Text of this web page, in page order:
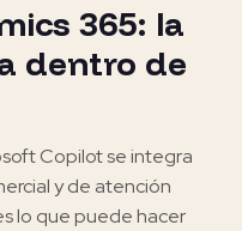
365: la
dentro de
Copilot se integra
y de atención
lo que puede hacer